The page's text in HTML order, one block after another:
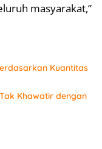
masyarakat,”
Kuantitas
Khawatir dengan